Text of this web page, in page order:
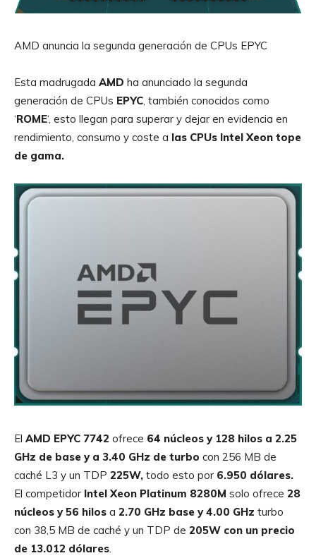
AMD anuncia la segunda generación de CPUs EPYC
Esta madrugada AMD ha anunciado la segunda
generación de CPUs EPYC , también conocidos como
‘ROME‘, esto llegan para superar y dejar en evidencia en
rendimiento, consumo y coste a las CPUs Intel Xeon tope
de gama.
El AMD EPYC 7742 ofrece 64 núcleos y 128 hilos a 2.25
GHz de base y a 3.40 GHz de turbo con 256 MB de
caché L3 y un TDP 225W, todo esto por 6.950 dólares.
El competidor Intel Xeon Platinum 8280M solo ofrece 28
núcleos y 56 hilos a 2.70 GHz base y 4.00 GHz turbo
con 38,5 MB de caché y un TDP de 205W con un precio
de 13.012 dólares.